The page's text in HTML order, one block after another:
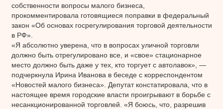
собственности вопросы малого бизнеса,
прокомментировала готовящиеся поправки в федеральный
закон «Об основах госрегулирования торговой деятельности
в РФ».
«Я абсолютно уверена, что в вопросах уличной торговли
должно быть отрегулировано все, и «свое» стационарное
место должно быть даже у тех, кто торгует с автолавок», —
подчеркнула Ирина Иванова в беседе с корреспондентом
«Новостей малого бизнеса». Депутат констатировала, что в
настоящее время городские власти проигрывают в борьбе с
несанкционированной торговлей. «Я боюсь, что, разрешив